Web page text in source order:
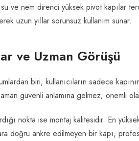
ve nem direnci yüksek pivot kapılar
uzun yıllar sorunsuz kullanım sunar.
ve Uzman Görüşü
biri, kullanıcıların sadece
güvenli anlamına gelmez; önemli
nokta ise montaj kalitesidir. En
doğru ankre edilmeyen bir kapı,